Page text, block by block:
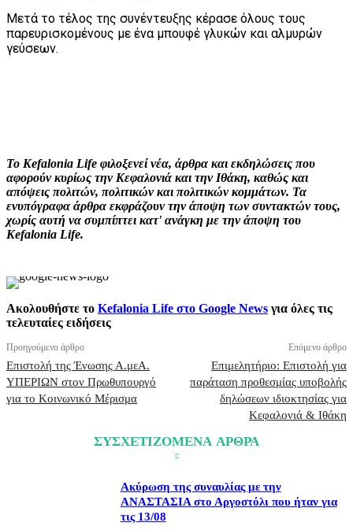
Μετά το τέλος της συνέντευξης κέρασε όλους τους
παρευρισκομένους με ένα μπουφέ γλυκών και αλμυρών
γεύσεων.
Το Kefalonia Life φιλοξενεί νέα, άρθρα και εκδηλώσεις που
αφορούν κυρίως την Κεφαλονιά και την Ιθάκη, καθώς και
απόψεις πολιτών, πολιτικών και πολιτικών κομμάτων. Τα
ενυπόγραφα άρθρα εκφράζουν την άποψη των συντακτών τους,
χωρίς αυτή να συμπίπτει κατ' ανάγκη με την άποψη του
Kefalonia Life.
Ακολουθήστε το Kefalonia Life στο Google News για όλες τις
τελευταίες ειδήσεις
Προηγούμενο άρθρο
Επιστολή της Ένωσης Α.μεΑ.
ΥΠΕΡΙΩΝ στον Πρωθυπουργό
για το Κοινωνικό Μέρισμα
Επόμενο άρθρο
Επιμελητήριο: Επιστολή για
παράταση προθεσμίας υποβολής
δηλώσεων ιδιοκτησίας για
Κεφαλονιά & Ιθάκη
ΣΥΣΧΕΤΙΖΟΜΕΝΑ ΑΡΘΡΑ
Ακύρωση της συναυλίας με την
ΑΝΑΣΤΑΣΙΑ στο Αργοστόλι που ήταν για
τις 13/08